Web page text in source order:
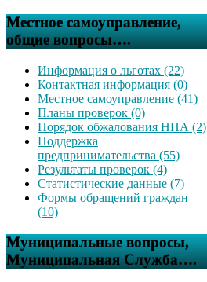
Местное самоуправление,
общие вопросы….
Информация о льготах (22)
Контактная информация (0)
Местное самоуправление (41)
Планы проверок (0)
Порядок обжалования НПА (2)
Поддержка
предпринимательства (55)
Результаты проверок (4)
Статистические данные (7)
Формы обращений граждан
(10)
Муниципальные вопросы,
Муниципальная Служба….